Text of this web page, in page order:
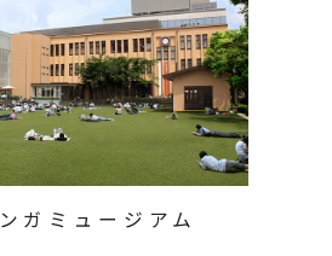
ガミュージアム